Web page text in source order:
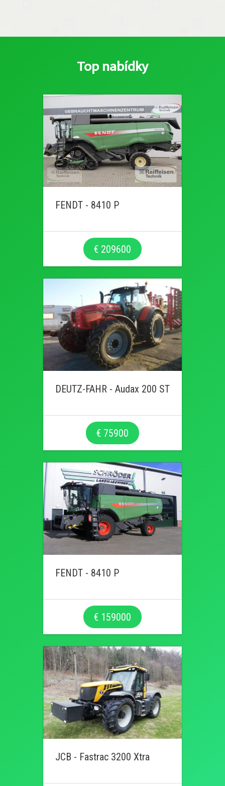
Top nabídky
FENDT - 8410 P
€ 209600
DEUTZ-FAHR - Audax 200 ST
€ 75900
FENDT - 8410 P
€ 159000
JCB - Fastrac 3200 Xtra